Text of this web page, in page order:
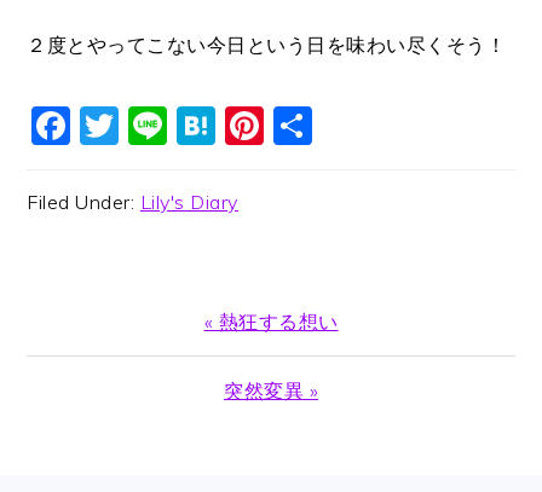
２度とやってこない今日という日を味わい尽くそう！
Facebook
Twitter
LineHatena
Pinterest
Filed Under: Lily's Diary
Previous
Post:
« 熱狂する想い
Next
突然変異 »